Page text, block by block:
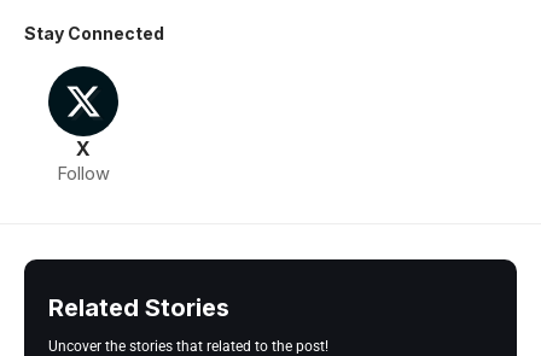
Stay Connected
X
Follow
Related Stories
Uncover the stories that related to the post!